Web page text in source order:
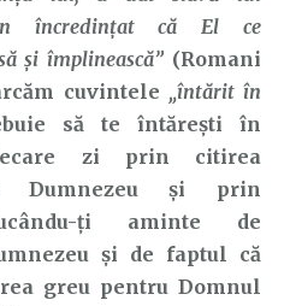
încredințat că El ce
și împlinească” (Romani
cuvintele „întărit în
să te întărești în
zi prin citirea
Dumnezeu și prin
ți aminte de
și de faptul că
greu pentru Domnul